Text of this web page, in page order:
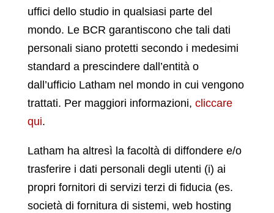
uffici dello studio in qualsiasi parte del
mondo. Le BCR garantiscono che tali dati
personali siano protetti secondo i medesimi
standard a prescindere dall’entità o
dall’ufficio Latham nel mondo in cui vengono
trattati. Per maggiori informazioni, cliccare
qui.
Latham ha altresì la facoltà di diffondere e/o
trasferire i dati personali degli utenti (i) ai
propri fornitori di servizi terzi di fiducia (es.
società di fornitura di sistemi, web hosting